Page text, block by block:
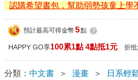
認購希望書包，幫助弱勢孩童上學
預計最高可得金幣 5點 ?
HAPPY GO享100累1點 4點抵1元 折
分類： 中文書 ＞ 漫畫 ＞ 日系輕